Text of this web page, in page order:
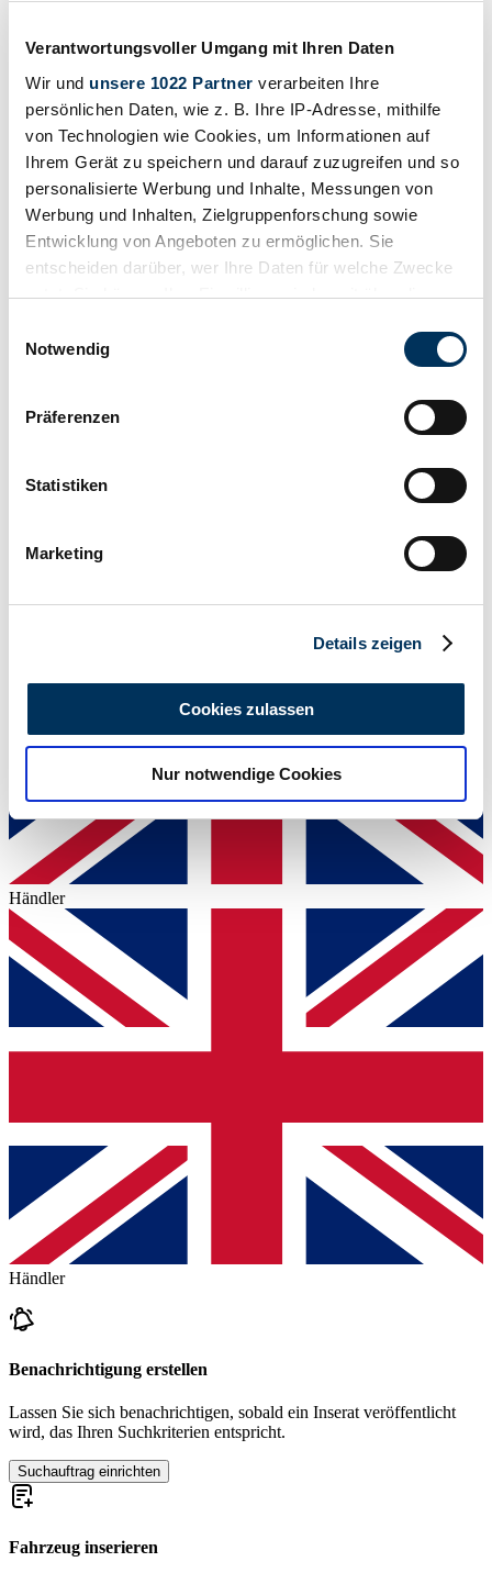
Verantwortungsvoller Umgang mit Ihren Daten
Wir und unsere 1022 Partner verarbeiten Ihre
persönlichen Daten, wie z. B. Ihre IP-Adresse, mithilfe
von Technologien wie Cookies, um Informationen auf
Ihrem Gerät zu speichern und darauf zuzugreifen und so
personalisierte Werbung und Inhalte, Messungen von
Werbung und Inhalten, Zielgruppenforschung sowie
Entwicklung von Angeboten zu ermöglichen. Sie
entscheiden darüber, wer Ihre Daten für welche Zwecke
nutzt. Sie können Ihre Einwilligung jederzeit über die
Trigger Symbol ändern oder widerrufen
Informationen über Ihre geografische Lage
können
bestimmten Merkmalen (Fingerprinting) identifizieren
Erfahren Sie mehr darüber, wie Ihre persönlichen Daten
analysieren. Außerdem geben wir Informationen zu Ihrer
Verwendung unserer Website an unsere Partner für
soziale Medien, Werbung und Analysen weiter. Unsere
Partner führen diese Informationen möglicherweise mit
weiteren Daten zusammen, die Sie ihnen bereitgestellt
haben oder die sie im Rahmen Ihrer Nutzung der Dienste
gesammelt haben.Datenschutzerklärung
Notwendig
Präferenzen
Statistiken
Marketing
Details zeigen
Cookies zulassen
Nur notwendige Cookies
Karosserieform
2 008 mi
Händler
Händler
Benachrichtigung erstellen
Lassen Sie sich benachrichtigen, sobald ein Inserat veröffentlicht
wird, das Ihren Suchkriterien entspricht.
Suchauftrag einrichten
Fahrzeug inserieren